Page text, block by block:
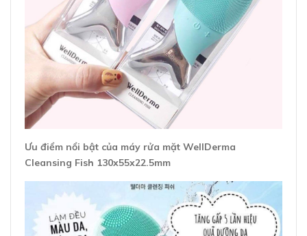
Ưu điểm nổi bật của máy rửa mặt WellDerma
Cleansing Fish 130x55x22.5mm